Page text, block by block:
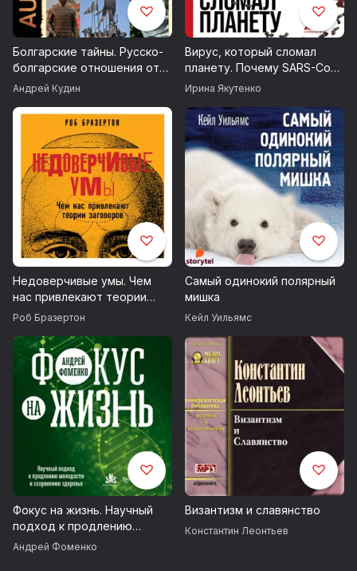
космос
Запись 2020 г.
Возрастные ограничения 12+
© Кудин Андрей
© ИДДК
Болгарские тайны. Русско-
болгарские отношения от
походов князя Святослава
Высоцкого
Андрей Кудин
Вирус, который сломал
планету. Почему SARS-CoV-
2 такой особенный и что
Ирина Якутенко
Недоверчивые умы. Чем
нас привлекают теории
заговоров
Роб Бразертон
Самый одинокий полярный
мишка
Кейл Уильямс
Фокус на жизнь. Научный
подход к продлению
молодости и сохранению
Андрей Фоменко
Византизм и славянство
Константин Леонтьев